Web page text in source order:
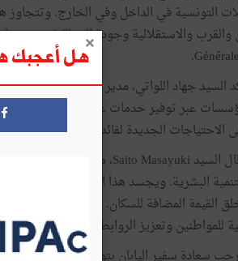
التونسية في الداخل وفي الخارج. وتتجاوز
والقرب والاستقلالية وجودة الحياة في صميم
عبر توفير خدمات عصرية ومتاحة
الاحتياجات الجديدة لفائدة العائلات
البشرية. ويجسد هذا المشروع روح مؤتمر
القيمة المضافة للسكان. ونحن فخورون
للمواطنين وتعزيز الروابط بين بلدينا.″
هل أعجبك